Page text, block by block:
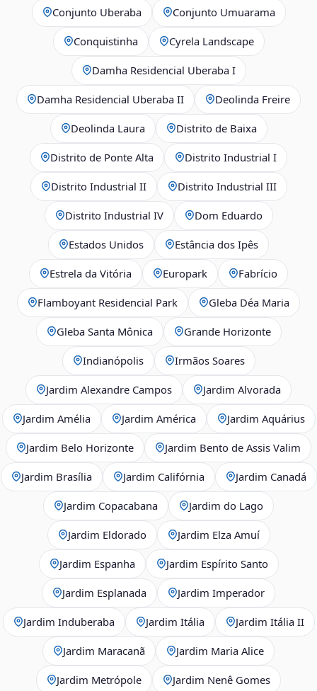
Conjunto Uberaba Conjunto Umuarama
Conquistinha Cyrela Landscape
Damha Residencial Uberaba I
Damha Residencial Uberaba II Deolinda Freire
Deolinda Laura Distrito de Baixa
Distrito de Ponte Alta Distrito Industrial I
Distrito Industrial II Distrito Industrial III
Distrito Industrial IV Dom Eduardo
Estados Unidos Estância dos Ipês
Estrela da Vitória Europark Fabrício
Flamboyant Residencial Park Gleba Déa Maria
Gleba Santa Mônica Grande Horizonte
Indianópolis Irmãos Soares
Jardim Alexandre Campos Jardim Alvorada
Jardim Amélia Jardim América Jardim Aquárius
Jardim Belo Horizonte Jardim Bento de Assis Valim
Jardim Brasília Jardim Califórnia Jardim Canadá
Jardim Copacabana Jardim do Lago
Jardim Eldorado Jardim Elza Amuí
Jardim Espanha Jardim Espírito Santo
Jardim Esplanada Jardim Imperador
Jardim Induberaba Jardim Itália Jardim Itália II
Jardim Maracanã Jardim Maria Alice
Jardim Metrópole Jardim Nenê Gomes